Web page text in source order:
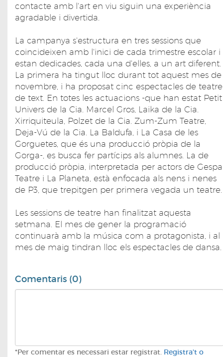
contacte amb l'art en viu siguin una experiència
agradable i divertida.
La campanya s'estructura en tres sessions que
coincideixen amb l'inici de cada trimestre escolar i
estan dedicades, cada una d'elles, a un art diferent.
La primera ha tingut lloc durant tot aquest mes de
novembre, i ha proposat cinc espectacles de teatre
de text. En totes les actuacions -que han estat Petit
Univers de la Cia. Marcel Gros, Laika de la Cia.
Xirriquiteula, Polzet de la Cia. Zum-Zum Teatre,
Deja-Vú de la Cia. La Baldufa, i La Casa de les
Gorguetes, que és una producció pròpia de la
Gorga-, es busca fer partícips als alumnes. La de
producció pròpia, interpretada per actors de Gespa
Teatre i La Planeta, està enfocada als nens i nenes
de P3, que trepitgen per primera vegada un teatre.
Les sessions de teatre han finalitzat aquesta
setmana. El mes de gener la programació
continuarà amb la música com a protagonista, i al
mes de maig tindran lloc els espectacles de dansa.
Comentaris (0)
*Per comentar es necessari estar registrat. Registra't o